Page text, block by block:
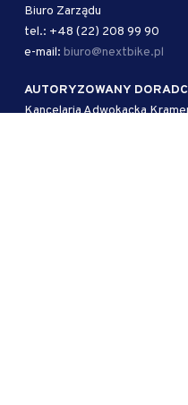
Biuro Zarządu
tel.: +48 (22) 208 99 90
e-mail: biuro@nextbike.pl
AUTORYZOWANY
Kancelaria Adwokacka